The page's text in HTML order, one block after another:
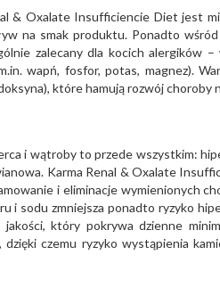
& Oxalate Insufficiencie Diet jest
na smak produktu. Ponadto
zalecany dla kocich alergików
wapń, fosfor, potas, magnez).
które hamują rozwój choroby
i wątroby to przede wszystkim:
Karma Renal & Oxalate
i eliminacje wymienionych
i sodu zmniejsza ponadto ryzyko
który pokrywa dzienne
czemu ryzyko wystąpienia